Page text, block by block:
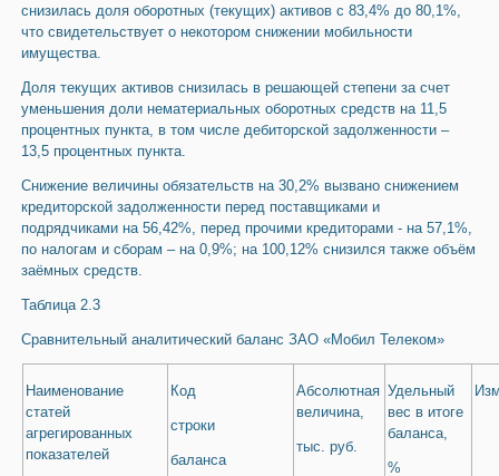
снизилась доля оборотных (текущих) активов с 83,4% до 80,1%,
что свидетельствует о некотором снижении мобильности
имущества.
Доля текущих активов снизилась в решающей степени за счет
уменьшения доли нематериальных оборотных средств на 11,5
процентных пункта, в том числе дебиторской задолженности –
13,5 процентных пункта.
Снижение величины обязательств на 30,2% вызвано снижением
кредиторской задолженности перед поставщиками и
подрядчиками на 56,42%, перед прочими кредиторами - на 57,1%,
по налогам и сборам – на 0,9%; на 100,12% снизился также объём
заёмных средств.
Таблица 2.3
Сравнительный аналитический баланс ЗАО «Мобил Телеком»
Наименование
статей
агрегированных
показателей
Код
строки
баланса
Абсолютная
величина,
тыс. руб.
Удельный
вес в итоге
баланса,
%